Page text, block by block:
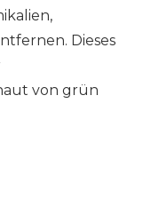
Dieses
von grün